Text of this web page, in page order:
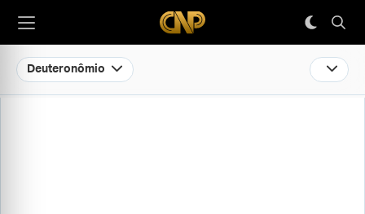
Deuteronômio